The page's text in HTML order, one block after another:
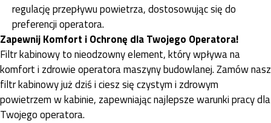
regulację przepływu powietrza, dostosowując się do
preferencji operatora.
Zapewnij Komfort i Ochronę dla Twojego Operatora!
Filtr kabinowy to nieodzowny element, który wpływa na
komfort i zdrowie operatora maszyny budowlanej. Zamów nasz
filtr kabinowy już dziś i ciesz się czystym i zdrowym
powietrzem w kabinie, zapewniając najlepsze warunki pracy dla
Twojego operatora.